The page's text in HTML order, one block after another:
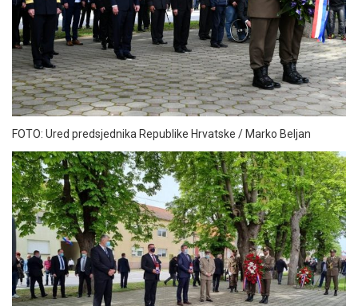
FOTO: Ured predsjednika Republike Hrvatske / Marko Beljan